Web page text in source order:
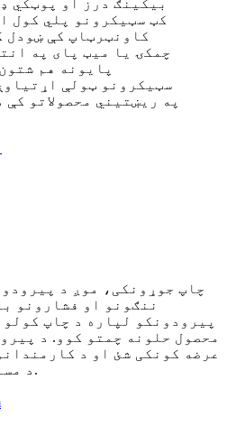
بیکینګ درز او پوټکي
کټ سټیکرونو پلي کول
کاونټرټاپ کې ښودل
چمکۍ یا میټ پای په
پایونه هم
سټیکرونو ټولې
په ریښتیني محصولاتو
ننګونو او فشارونو
پیرودونکو لپاره د چاپ
محصول حلونه چمتو کوو. د
عرضه کونکی شئ او د
د مسلک پراختیا ځای شئ.